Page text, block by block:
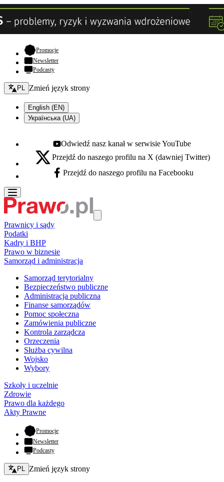
Promocje- otwiera się w nowej karcie
Newsletter
Podcasty
Zmień język - bieżący:
PL Zmień język strony
English (EN)
Українська (UA)
Youtube - otwiera się w nowej karcie
Odwiedź nasz kanał w serwisie YouTube
X - otwiera się w nowej karcie
Przejdź do naszego profilu na X (dawniej Twitter)
Facebook - otwiera się w nowej karcie
Przejdź do naszego profilu na Facebooku
Prawnicy i sądy
Podatki
Kadry i BHP
Prawo w biznesie
Samorząd i administracja
Samorząd terytorialny
Bezpieczeństwo publiczne
Administracja publiczna
Finanse samorządów
Pomoc społeczna
Zamówienia publiczne
Kontrola zarządcza
Orzeczenia
Służba cywilna
Wojsko
Wybory
Szkoły i uczelnie
Zdrowie
Prawo dla każdego
Akty Prawne
Promocje- otwiera się w nowej karcie
Newsletter
Podcasty
Zmień język - bieżący:
PL Zmień język strony